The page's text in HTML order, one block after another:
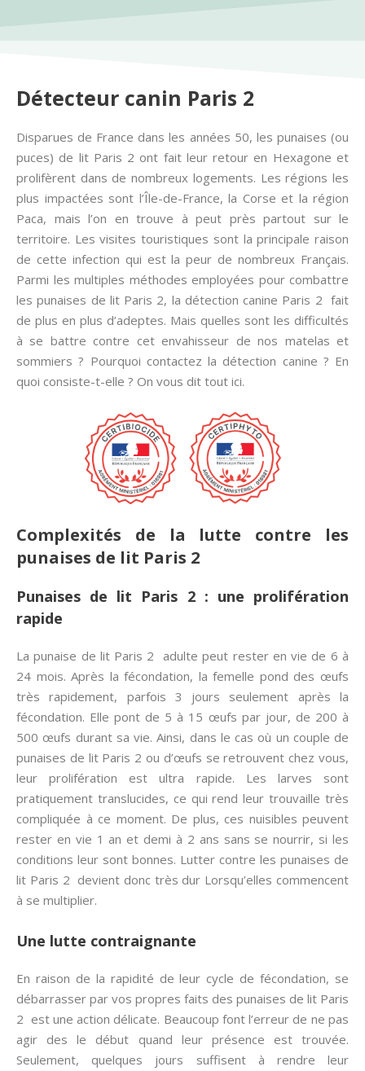
Détecteur canin Paris 2
Disparues de France dans les années 50, les punaises (ou
puces) de lit Paris 2 ont fait leur retour en Hexagone et
prolifèrent dans de nombreux logements. Les régions les
plus impactées sont l’Île-de-France, la Corse et la région
Paca, mais l’on en trouve à peut près partout sur le
territoire. Les visites touristiques sont la principale raison
de cette infection qui est la peur de nombreux Français.
Parmi les multiples méthodes employées pour combattre
les punaises de lit Paris 2, la détection canine Paris 2 fait
de plus en plus d’adeptes. Mais quelles sont les difficultés
à se battre contre cet envahisseur de nos matelas et
sommiers ? Pourquoi contactez la détection canine ? En
quoi consiste-t-elle ? On vous dit tout ici.
Complexités de la lutte contre les
punaises de lit Paris 2
Punaises de lit Paris 2 : une prolifération
rapide
La punaise de lit Paris 2 adulte peut rester en vie de 6 à
24 mois. Après la fécondation, la femelle pond des œufs
très rapidement, parfois 3 jours seulement après la
fécondation. Elle pont de 5 à 15 œufs par jour, de 200 à
500 œufs durant sa vie. Ainsi, dans le cas où un couple de
punaises de lit Paris 2 ou d’œufs se retrouvent chez vous,
leur prolifération est ultra rapide. Les larves sont
pratiquement translucides, ce qui rend leur trouvaille très
compliquée à ce moment. De plus, ces nuisibles peuvent
rester en vie 1 an et demi à 2 ans sans se nourrir, si les
conditions leur sont bonnes. Lutter contre les punaises de
lit Paris 2 devient donc très dur Lorsqu’elles commencent
à se multiplier.
Une lutte contraignante
En raison de la rapidité de leur cycle de fécondation, se
débarrasser par vos propres faits des punaises de lit Paris
2 est une action délicate. Beaucoup font l’erreur de ne pas
agir des le début quand leur présence est trouvée.
Seulement, quelques jours suffisent à rendre leur